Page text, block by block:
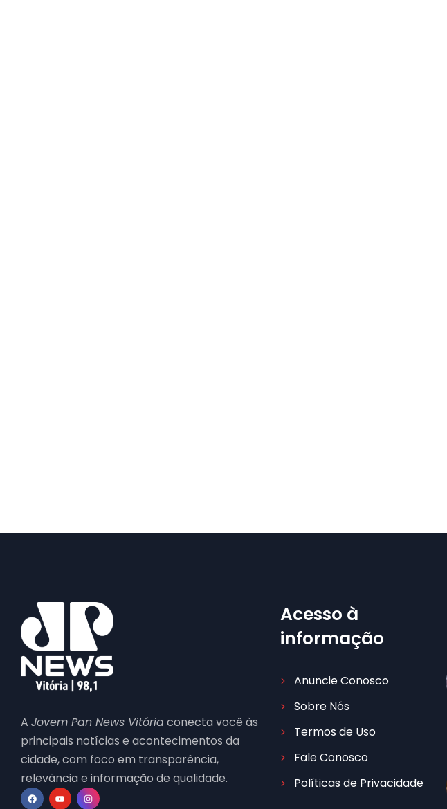
A Jovem Pan News Vitóriaconecta você às
principais notícias e acontecimentos da
cidade, com foco em transparência,
relevância e informação de qualidade.
Acesso à
informação
Anuncie Conosco
Sobre Nós
Termos de Uso
Fale Conosco
Políticas de Privacidade